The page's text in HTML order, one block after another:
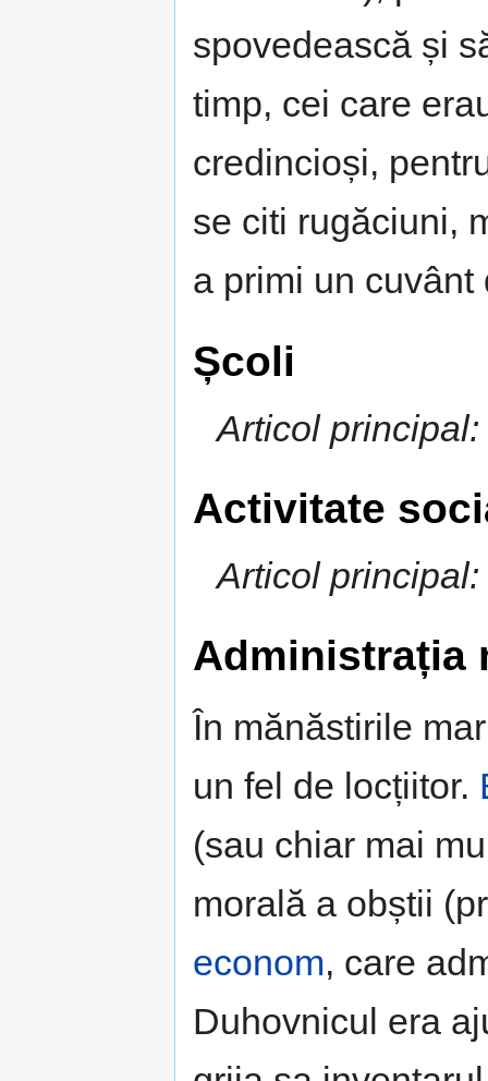
spovedească și
timp, cei care
credincioși,
se citi rugăciuni,
a primi un cuvânt
Școli
Articol
Activitate
Articol
Administrația
În mănăstirile
un fel de locțiitor.
(sau chiar mai
morală a obștii
econom, care
Duhovnicul era